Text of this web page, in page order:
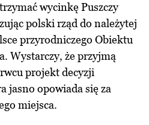
wycinkę Puszczy
polski rząd do należytej
przyrodniczego Obiektu
Wystarczy, że przyjmą
projekt decyzji
jasno opowiada się za
miejsca.